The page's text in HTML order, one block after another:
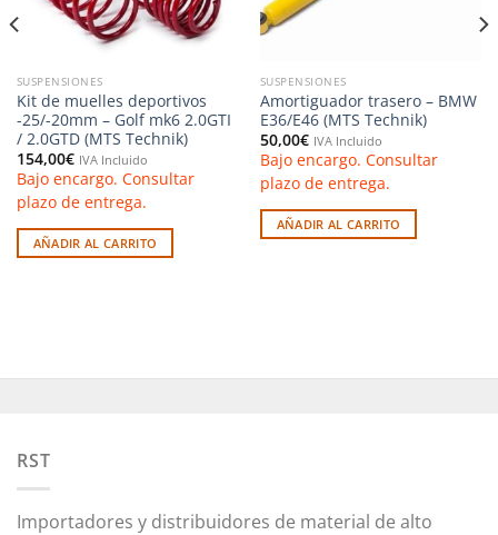
SUSPENSIONES
Kit de muelles deportivos
-25/-20mm – Golf mk6 2.0GTI
/ 2.0GTD (MTS Technik)
154,00€ IVA Incluido
Bajo encargo. Consultar
plazo de entrega.
AÑADIR AL CARRITO
SUSPENSIONES
Amortiguador trasero – BMW
E36/E46 (MTS Technik)
50,00€ IVA Incluido
Bajo encargo. Consultar
plazo de entrega.
AÑADIR AL CARRITO
RST
Importadores y distribuidores de material de alto